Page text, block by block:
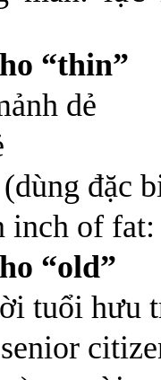
“thin”
dẻ
đặc
of fat:
“old”
tuổi hưu